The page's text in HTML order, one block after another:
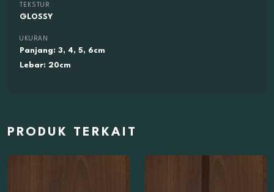
TEKSTUR
GLOSSY
UKURAN
Panjang: 3, 4, 5, 6cm
Lebar: 20cm
PRODUK TERKAIT